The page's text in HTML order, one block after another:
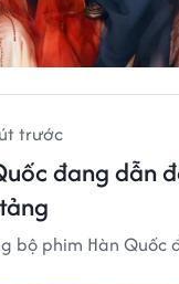
trước
đang dẫn
bộ phim Hàn Quốc